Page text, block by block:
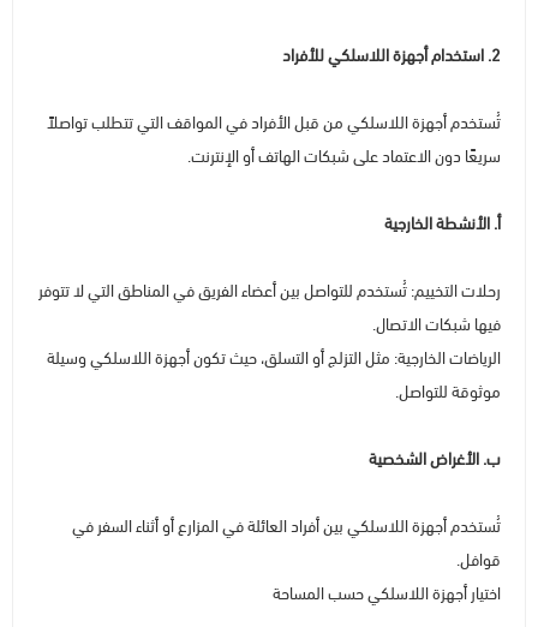
2. استخدام أجهزة اللاسلكي للأفراد
تُستخدم أجهزة اللاسلكي من قبل الأفراد في المواقف التي تتطلب تواصلاً
سريعًا دون الاعتماد على شبكات الهاتف أو الإنترنت.
أ. الأنشطة الخارجية
رحلات التخييم: تُستخدم للتواصل بين أعضاء الفريق في المناطق التي لا تتوفر
فيها شبكات الاتصال.
الرياضات الخارجية: مثل التزلج أو التسلق، حيث تكون أجهزة اللاسلكي وسيلة
موثوقة للتواصل.
ب. الأغراض الشخصية
تُستخدم أجهزة اللاسلكي بين أفراد العائلة في المزارع أو أثناء السفر في
قوافل.
اختيار أجهزة اللاسلكي حسب المساحة